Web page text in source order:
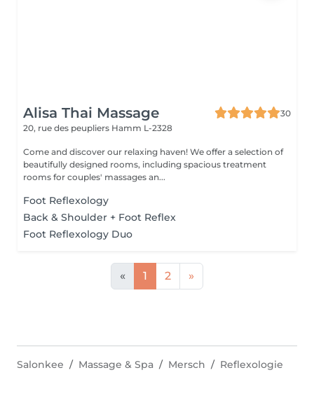
Alisa Thai Massage
30
20, rue des peupliers Hamm L-2328
Come and discover our relaxing haven! We offer a selection of
beautifully designed rooms, including spacious treatment
rooms for couples' massages an...
Foot Reflexology
Back & Shoulder + Foot Reflex
Foot Reflexology Duo
« 1 2 »
Salonkee Massage & Spa Mersch Reflexologie